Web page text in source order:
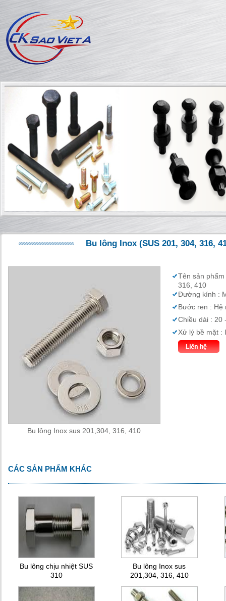
Bu lông Inox (SUS 201, 304, 316,
Bu lông Inox sus 201,304, 316, 410
Tên sản
316, 410
Đường kính :
Bước ren : Hệ
Chiều dài : 20
Xử lý bề mặt :
CÁC SẢN PHẨM KHÁC
Bu lông chịu nhiệt SUS
310
Bu lông Inox sus
201,304, 316, 410